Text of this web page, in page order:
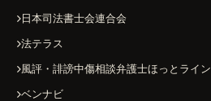
日本司法書士会連合会
法テラス
風評・誹謗中傷相談弁護士ほっとライン
ベンナビ